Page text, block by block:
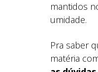
mantidos
umidade.
Pra saber
matéria